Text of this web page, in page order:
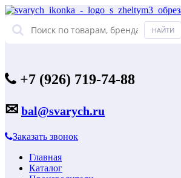
+7 (926) 719-74-88
✉ bal@svarych.ru
Заказать звонок
Главная
Каталог